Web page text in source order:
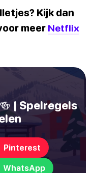
Kijk dan
meer Netflix
| Spelregels
Pinterest
WhatsApp